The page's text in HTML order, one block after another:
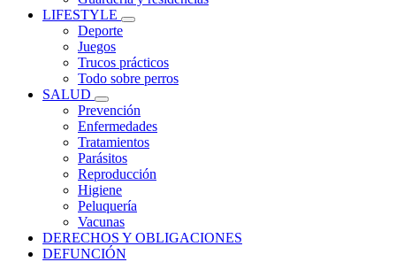
LIFESTYLE
Deporte
Juegos
Trucos prácticos
Todo sobre perros
SALUD
Prevención
Enfermedades
Tratamientos
Parásitos
Reproducción
Higiene
Peluquería
Vacunas
DERECHOS Y OBLIGACIONES
DEFUNCIÓN